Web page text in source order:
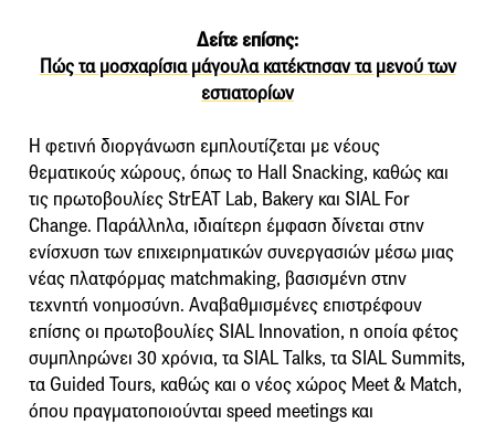
Δείτε επίσης:
Πώς τα μοσχαρίσια μάγουλα κατέκτησαν τα μενού των
εστιατορίων
Η φετινή διοργάνωση εμπλουτίζεται με νέους
θεματικούς χώρους, όπως το Hall Snacking, καθώς και
τις πρωτοβουλίες StrEAT Lab, Bakery και SIAL For
Change. Παράλληλα, ιδιαίτερη έμφαση δίνεται στην
ενίσχυση των επιχειρηματικών συνεργασιών μέσω μιας
νέας πλατφόρμας matchmaking, βασισμένη στην
τεχνητή νοημοσύνη. Αναβαθμισμένες επιστρέφουν
επίσης οι πρωτοβουλίες SIAL Innovation, η οποία φέτος
συμπληρώνει 30 χρόνια, τα SIAL Talks, τα SIAL Summits,
τα Guided Tours, καθώς και ο νέος χώρος Meet & Match,
όπου πραγματοποιούνται speed meetings και